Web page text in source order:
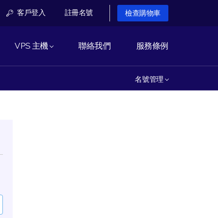
客戶登入 註冊名號 檢查購物車
VPS 主機 聯絡我們 服務條例
名號管理